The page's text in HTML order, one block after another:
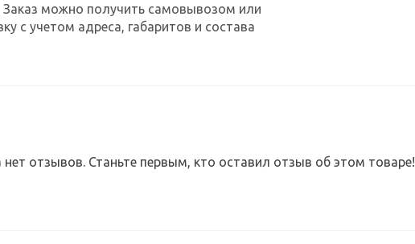
Заказ можно получить самовывозом или
с учетом адреса, габаритов и состава
нет отзывов. Станьте первым, кто оставил отзыв об этом товаре!